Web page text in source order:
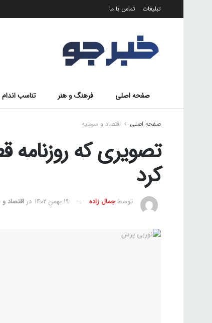
تبلیغات تماس با ما
صفحه اصلی فرهنگ و هنر تناسب اندام
صفحه اصلی اقتصاد و سرمایه
تصویری که روزنامه
کرد
توسطجمال زاده ۱۹ بهمن ۱۴۰۲ در اقتصاد